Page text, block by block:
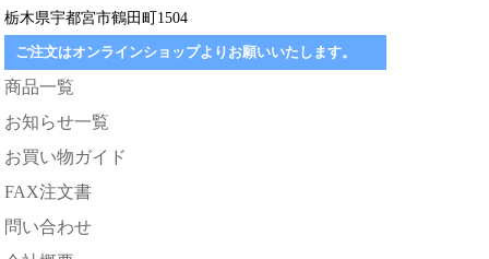
栃木県宇都宮市鶴田町1504
ご注文はオンラインショップよりお願いいたします。
商品一覧
お知らせ一覧
お買い物ガイド
FAX注文書
問い合わせ